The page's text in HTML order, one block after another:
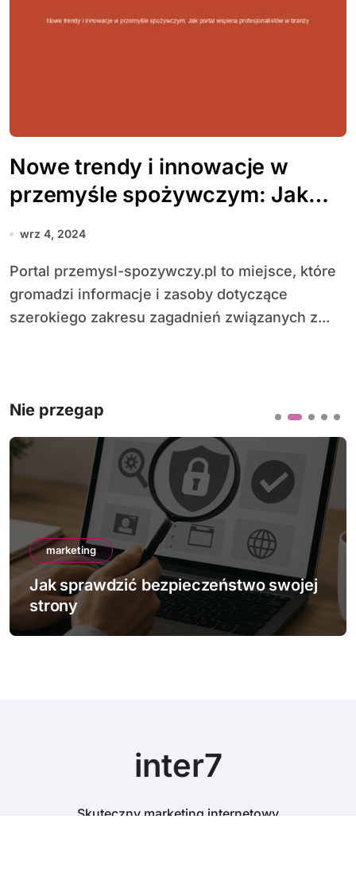
Nowe trendy i innowacje w
przemyśle spożywczym: Jak
portal wspiera profesjonalistów
wrz 4, 2024
Portal przemysl-spozywczy.pl to miejsce, które
gromadzi informacje i zasoby dotyczące
szerokiego zakresu zagadnień związanych z...
Nie przegap
sprawdzić bezpieczeństwo swojej
Jak
inter7
Skuteczny marketing internetowy